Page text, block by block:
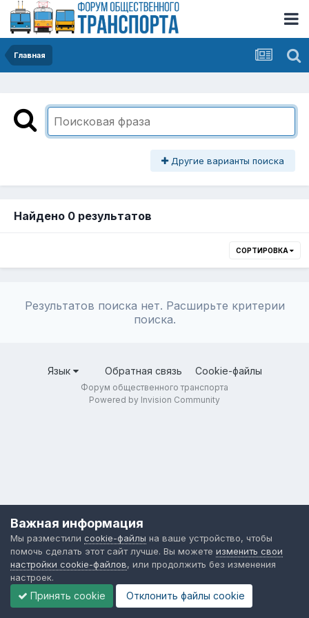
Главная
Другие варианты поиска
Найдено 0 результатов
СОРТИРОВКА
Результатов поиска нет. Расширьте критерии
поиска.
Язык Обратная связь Cookie-файлы
Форум общественного транспорта
Powered by Invision Community
Важная информация
Мы разместили cookie-файлы на ваше устройство, чтобы
помочь сделать этот сайт лучше. Вы можете изменить свои
настройки cookie-файлов, или продолжить без изменения
настроек.
Принять cookie Отклонить файлы сookie